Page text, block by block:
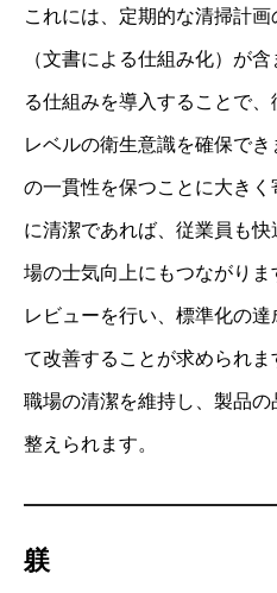
これには、定期的な清掃計
（文書による仕組み化）が
る仕組みを導入することで
レベルの衛生意識を確保で
の一貫性を保つことに大き
に清潔であれば、従業員も
場の士気向上にもつながり
レビューを行い、標準化の
て改善することが求められ
職場の清潔を維持し、製品
整えられます。
躾